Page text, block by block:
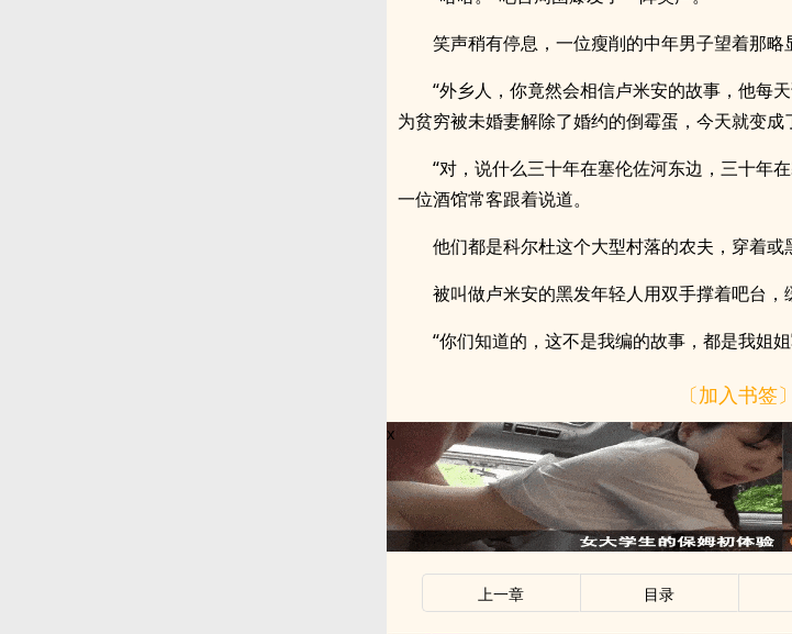
笑声稍有停息，一位瘦削的中年男子望着那略
“外乡人，你竟然会相信卢米安的故事，他每
为贫穷被未婚妻解除了婚约的倒霉蛋，今天就变成
“对，说什么三十年在塞伦佐河东边，三十年
一位酒馆常客跟着说道。
他们都是科尔杜这个大型村落的农夫，穿着或
被叫做卢米安的黑发年轻人用双手撑着吧台，
“你们知道的，这不是我编的故事，都是我姐
〔加入书签〕
x
上一章 目录